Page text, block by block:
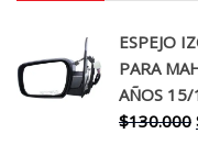
ESPEJO
PARA
AÑOS
$130.000